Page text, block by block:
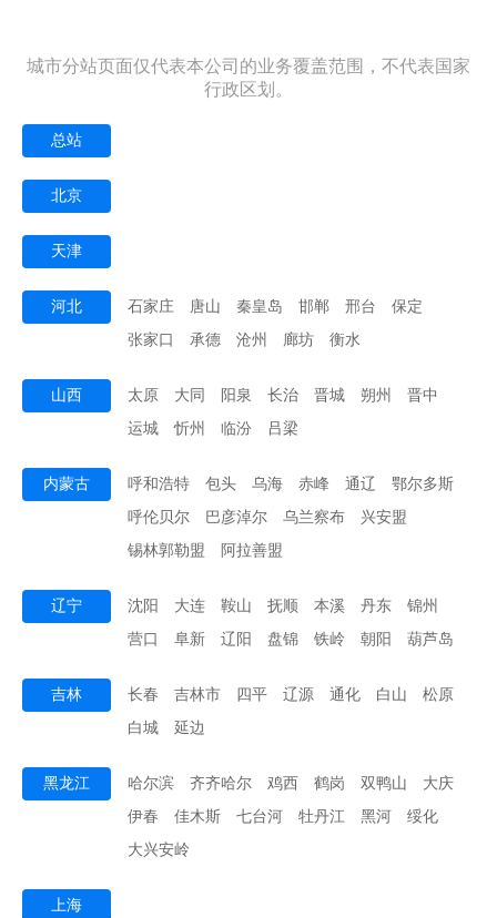
城市分站页面仅代表本公司的业务覆盖范围，不代表国家
行政区划。
总站
北京
天津
河北 石家庄 唐山 秦皇岛 邯郸 邢台
保定
张家口
承德 沧州 廊坊 衡水
山西 太原 大同 阳泉 长治 晋城 朔州
晋中
运城
忻州 临汾 吕梁
内蒙古 呼和浩特 包头 乌海 赤峰 通辽
鄂尔多斯
呼伦贝尔
巴彦淖尔 乌兰察布
兴安盟
锡林郭勒盟
阿拉善盟
辽宁 沈阳 大连 鞍山 抚顺 本溪 丹东
锦州
营口
阜新 辽阳 盘锦 铁岭 朝阳 葫芦岛
吉林 长春 吉林市 四平 辽源 通化 白山
松原
白城
延边
黑龙江 哈尔滨 齐齐哈尔 鸡西 鹤岗 双鸭山
大庆
伊春
佳木斯 七台河 牡丹江 黑河
绥化
大兴安岭
上海